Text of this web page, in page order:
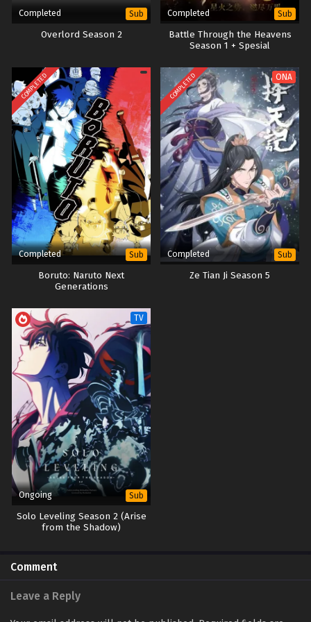
Completed Sub
Overlord Season 2
Completed Sub
Battle Through the Heavens
Season 1 + Spesial
COMPLETED
Completed Sub
Boruto: Naruto Next
Generations
COMPLETED ONA
Completed Sub
Ze Tian Ji Season 5
TV
Ongoing Sub
Solo Leveling Season 2 (Arise
from the Shadow)
Comment
Leave a Reply